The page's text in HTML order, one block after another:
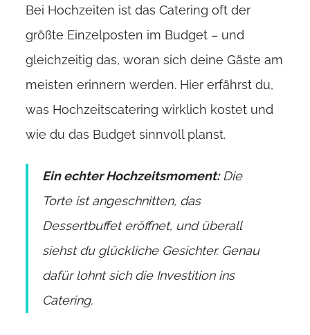
Bei Hochzeiten ist das Catering oft der
größte Einzelposten im Budget – und
gleichzeitig das, woran sich deine Gäste am
meisten erinnern werden. Hier erfährst du,
was Hochzeitscatering wirklich kostet und
wie du das Budget sinnvoll planst.
Ein echter Hochzeitsmoment:Die
Torte ist angeschnitten, das
Dessertbuffet eröffnet, und überall
siehst du glückliche Gesichter. Genau
dafür lohnt sich die Investition ins
Catering.